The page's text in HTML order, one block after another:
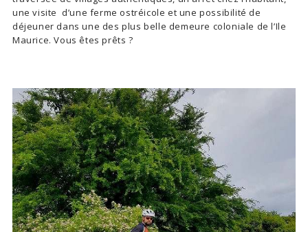
une visite d’une ferme ostréicole et une possibilité de
déjeuner dans une des plus belle demeure coloniale de l’Ile
Maurice. Vous êtes prêts ?